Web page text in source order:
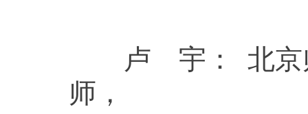
卢 宇： 北京师
师，